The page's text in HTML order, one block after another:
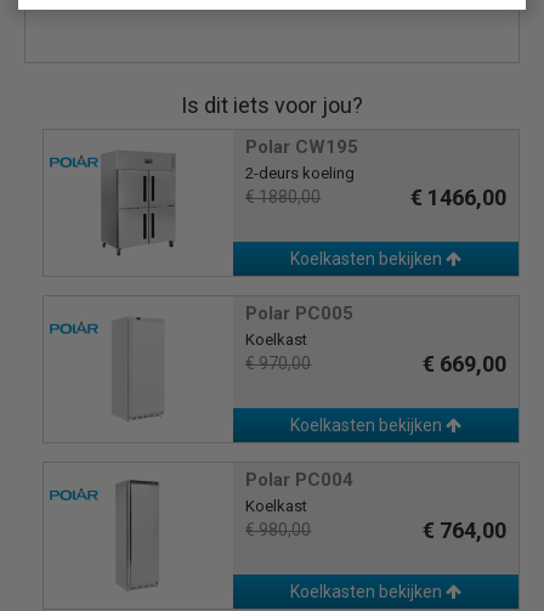
Is dit iets voor jou?
Polar CW195
2-deurs koeling
€ 1880,00 € 1466,00
Koelkasten bekijken
Polar PC005
Koelkast
€ 970,00 € 669,00
Koelkasten bekijken
Polar PC004
Koelkast
€ 980,00 € 764,00
Koelkasten bekijken